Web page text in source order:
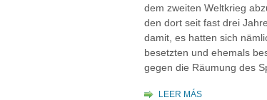
dem zweiten Weltkrieg
den dort seit fast drei
damit, es hatten sich
besetzten und ehemals
gegen die Räumung des
LEER MÁS